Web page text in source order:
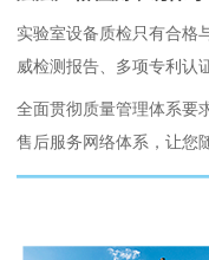
实验室设备质检只有合格
威检测报告、多项专利认
全面贯彻质量管理体系要
售后服务网络体系，让您